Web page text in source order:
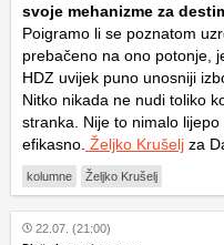
svoje mehanizme za
Poigramo li se poznatom
prebačeno na ono potonje,
HDZ uvijek puno unosniji
Nitko nikada ne nudi toliko
stranka. Nije to nimalo
efikasno. Željko Krušelj za
kolumne Željko Krušelj
22.07. (21:00)